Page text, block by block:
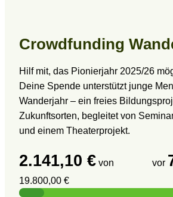
Crowdfunding
Hilf mit, das Pionierjahr 2025/26
Deine Spende unterstützt junge
Wanderjahr – ein freies
Zukunftsorten, begleitet von
und einem Theaterprojekt.
2.141,10 € von
19.800,00 €
vor